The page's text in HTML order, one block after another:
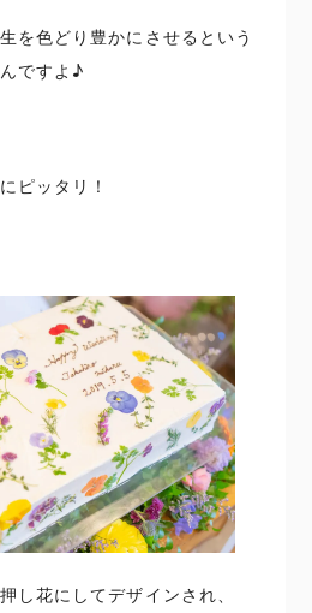
を色どり豊かにさせるという
ですよ♪
ピッタリ！
し花にしてデザインされ、